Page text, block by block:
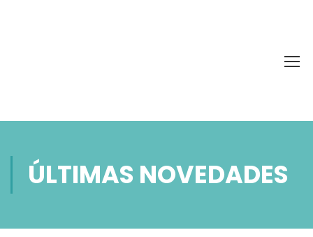
ÚLTIMAS NOVEDADES